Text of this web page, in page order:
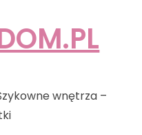
wnętrza –